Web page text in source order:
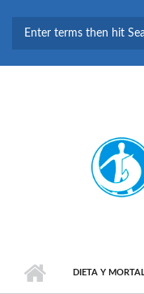
BÚSQUEDA
DIETA Y